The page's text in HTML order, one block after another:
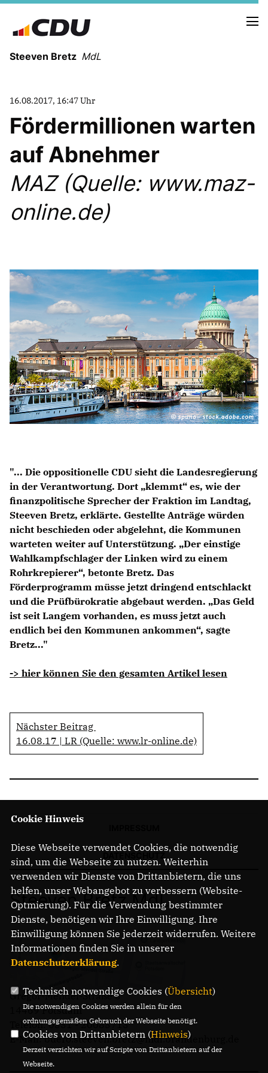
Steeven Bretz MdL
VITA
WAHLKREISBESUCHE
PRESSEFOTOS
MEIN BÜRGERBÜRO
Anträge CDU
Kleine Anfragen
CDU Deutschland
CDU Fraktion im Brandenburger Landtag
CDU Brandenburg
CDU Potsdam
16.08.2017, 16:47 Uhr
Fördermillionen warten
auf Abnehmer
MAZ (Quelle: www.maz-
online.de)
"... Die oppositionelle CDU sieht die Landesregierung
in der Verantwortung. Dort „klemmt“ es, wie der
finanzpolitische Sprecher der Fraktion im Landtag,
Steeven Bretz, erklärte. Gestellte Anträge würden
nicht beschieden oder abgelehnt, die Kommunen
warteten weiter auf Unterstützung. „Der einstige
Wahlkampfschlager der Linken wird zu einem
Rohrkrepierer“, betonte Bretz. Das
Förderprogramm müsse jetzt dringend entschlackt
und die Prüfbürokratie abgebaut werden. „Das Geld
ist seit Langem vorhanden, es muss jetzt auch
endlich bei den Kommunen ankommen“, sagte
Bretz..."
-> hier können Sie den gesamten Artikel lesen
Nächster Beitrag
16.08.17 | LR (Quelle: www.lr-online.de)
Steeven Bretz MdL
Gregor-Mendel-Straße 3
14469 Potsdam
Telefon: 0331 - 20085713
E-Mail: buero.steeven.bretz@mdl.brandenburg.de
Cookie Hinweis
Diese Webseite verwendet Cookies, die notwendig
sind, um die Webseite zu nutzen. Weiterhin
verwenden wir Dienste von Drittanbietern, die uns
helfen, unser Webangebot zu verbessern (Website-
Optmierung). Für die Verwendung bestimmter
Dienste, benötigen wir Ihre Einwilligung. Ihre
Einwilligung können Sie jederzeit widerrufen. Weitere
Informationen finden Sie in unserer
Datenschutzerklärung.
Technisch notwendige Cookies (Übersicht)
Die notwendigen Cookies werden allein für den
ordnungsgemäßen Gebrauch der Webseite benötigt.
Cookies von Drittanbietern (Hinweis)
Derzeit verzichten wir auf Scripte von Drittanbietern auf der
Webseite.